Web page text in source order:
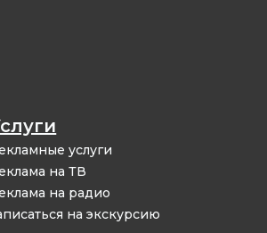
услуги
на ТВ
на радио
на экскурсию